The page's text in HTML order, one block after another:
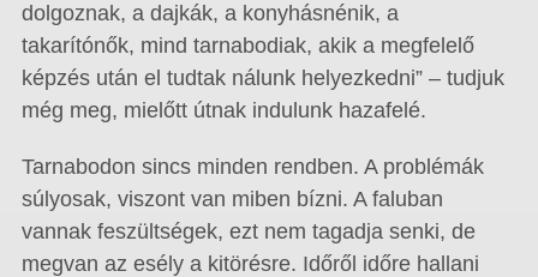
dolgoznak, a dajkák, a konyhásnénik, a
takarítónők, mind tarnabodiak, akik a megfelelő
képzés után el tudtak nálunk helyezkedni” – tudjuk
még meg, mielőtt útnak indulunk hazafelé.
Tarnabodon sincs minden rendben. A problémák
súlyosak, viszont van miben bízni. A faluban
vannak feszültségek, ezt nem tagadja senki, de
megvan az esély a kitörésre. Időről időre hallani